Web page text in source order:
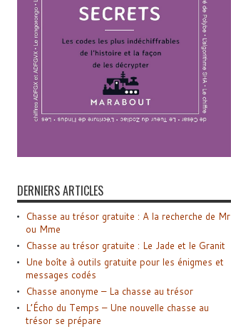
DERNIERS ARTICLES
Chasse au trésor gratuite : A la recherche de Mr
ou Mme
Chasse au trésor gratuite : Le Jade et le Granit
Une boîte à outils gratuite pour les énigmes et
messages codés
Chasse anonyme – La chasse au trésor
L’Écho du Temps – Une nouvelle chasse au
trésor se prépare